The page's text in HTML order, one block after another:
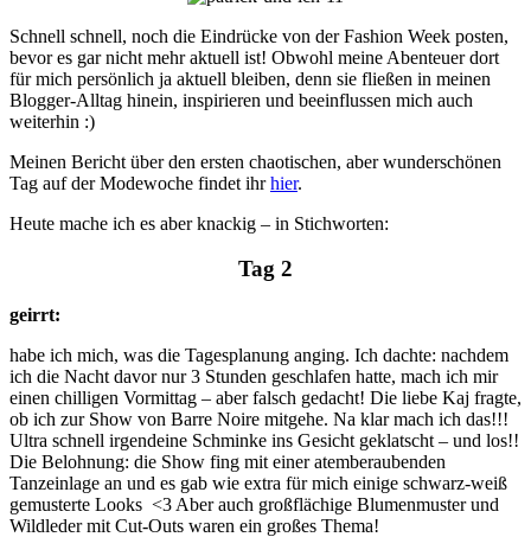
Schnell schnell, noch die Eindrücke von der Fashion Week posten,
bevor es gar nicht mehr aktuell ist! Obwohl meine Abenteuer dort
für mich persönlich ja aktuell bleiben, denn sie fließen in meinen
Blogger-Alltag hinein, inspirieren und beeinflussen mich auch
weiterhin :)
Meinen Bericht über den ersten chaotischen, aber wunderschönen
Tag auf der Modewoche findet ihrhier.
Heute mache ich es aber knackig – in Stichworten:
Tag 2
geirrt:
habe ich mich, was die Tagesplanung anging. Ich dachte: nachdem
ich die Nacht davor nur 3 Stunden geschlafen hatte, mach ich mir
einen chilligen Vormittag – aber falsch gedacht! Die liebe Kaj fragte,
ob ich zur Show von Barre Noire mitgehe. Na klar mach ich das!!!
Ultra schnell irgendeine Schminke ins Gesicht geklatscht – und los!!
Die Belohnung: die Show fing mit einer atemberaubenden
Tanzeinlage an und es gab wie extra für mich einige schwarz-weiß
gemusterte Looks <3 Aber auch großflächige Blumenmuster und
Wildleder mit Cut-Outs waren ein großes Thema!